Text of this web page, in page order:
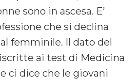
sono in ascesa. E’
che si declina
femminile. Il dato del
ai test di Medicina
ci dice che le giovani